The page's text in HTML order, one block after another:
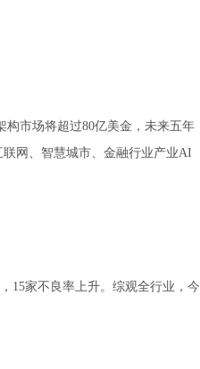
构市场将超过80亿美金，未来五年
网、智慧城市、金融行业产业AI
15家不良率上升。综观全行业，今